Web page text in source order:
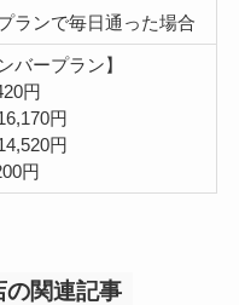
ランで毎日通った場合
バープラン】
円
円
円
円
の関連記事